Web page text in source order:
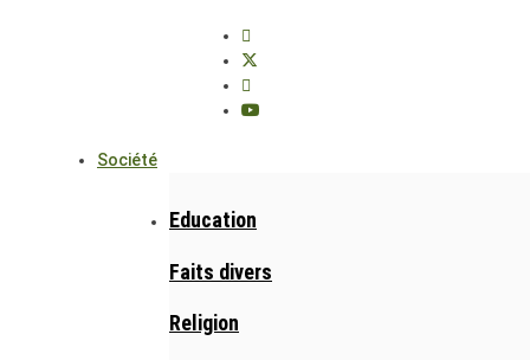
Société
Education
Faits divers
Religion